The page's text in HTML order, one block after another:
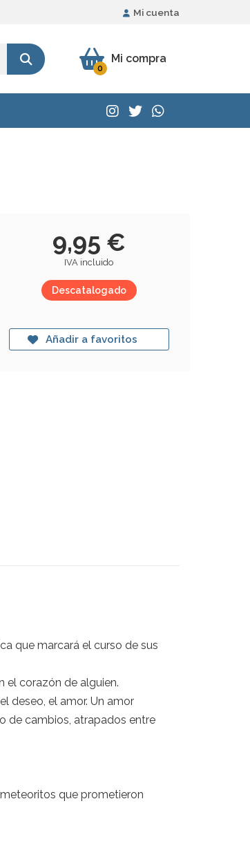
Mi cuenta
Mi compra
0
9,95 €
IVA incluido
Descatalogado
Añadir a favoritos
que marcará el curso de sus
el corazón de alguien.
deseo, el amor. Un amor
de cambios, atrapados entre
que prometieron